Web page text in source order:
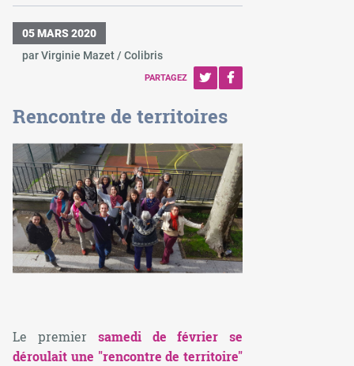
05 MARS 2020
par Virginie Mazet / Colibris
PARTAGEZ
Rencontre de territoires
Le premier samedi de février se
déroulait une "rencontre de territoire"